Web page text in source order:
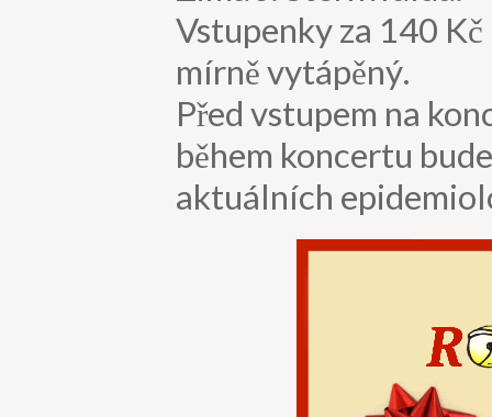
Vstupenky za 140
mírně vytápěný.
Před vstupem na
během koncertu
aktuálních